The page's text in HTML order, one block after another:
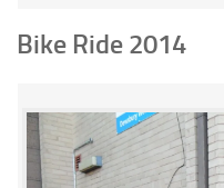
Bike Ride 2014